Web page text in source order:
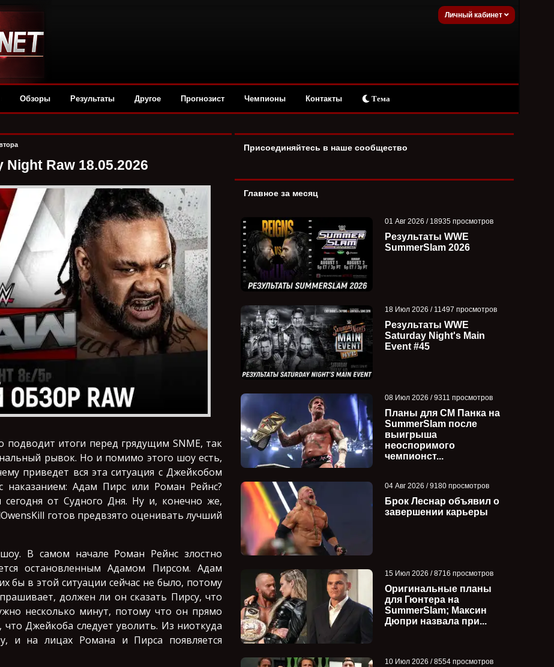
Личный кабинет
Обзоры Результаты Другое Прогнозист Чемпионы Контакты Тема
Night Raw 18.05.2026
итоги перед грядущим SNME, так
рывок. Но и помимо этого шоу есть,
приведет вся эта ситуация с Джейкобом
Адам Пирс или Роман Рейнс?
от Судного Дня. Ну и, конечно же,
готов предвзято оценивать лучший
В самом начале Роман Рейнс злостно
остановленным Адамом Пирсом. Адам
бы в этой ситуации сейчас не было, потому
должен ли он сказать Пирсу, что
несколько минут, потому что он прямо
Джейкоба следует уволить. Из ниоткуда
и на лицах Романа и Пирса появляется
Присоединяйтесь в наше сообщество
Главное за месяц
01 Авг 2026 / 18935 просмотров
Результаты WWE
SummerSlam 2026
18 Июл 2026 / 11497 просмотров
Результаты WWE
Saturday Night's Main
Event #45
08 Июл 2026 / 9311 просмотров
Планы для СМ Панка на
SummerSlam после
выигрыша
неоспоримого
чемпионст...
04 Авг 2026 / 9180 просмотров
Брок Леснар объявил о
завершении карьеры
15 Июл 2026 / 8716 просмотров
Оригинальные планы
для Гюнтера на
SummerSlam; Максин
Дюпри назвала при...
10 Июл 2026 / 8554 просмотров